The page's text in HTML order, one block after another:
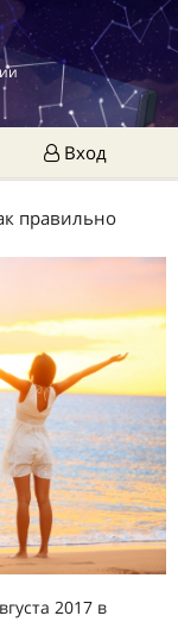
Вход
правильно
2017 в